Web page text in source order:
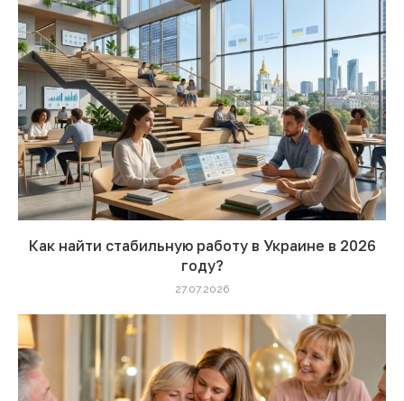
Как найти стабильную работу в Украине в 2026
году?
27.07.2026